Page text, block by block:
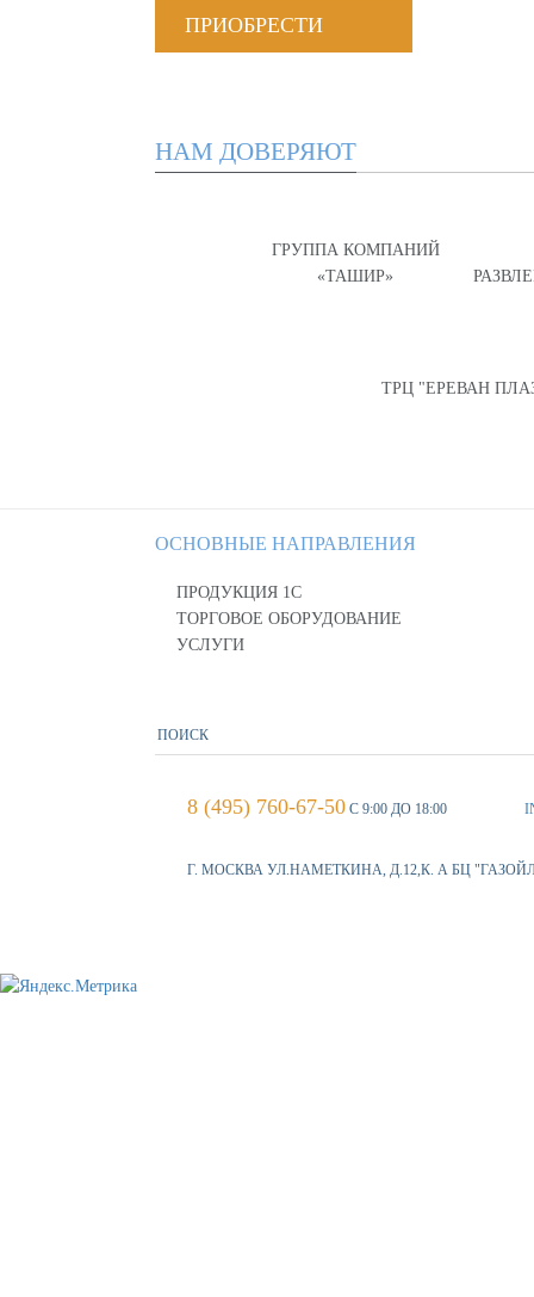
ПРИОБРЕСТИ
НАМ ДОВЕРЯЮТ
ГРУППА КОМПАНИЙ
«ТАШИР»
ТРЦ "ЕРЕВАН
ОСНОВНЫЕ НАПРАВЛЕНИЯ
ПРОДУКЦИЯ 1С
ТОРГОВОЕ ОБОРУДОВАНИЕ
УСЛУГИ
8 (495) 760-67-50 С 9:00 ДО 18:00
Г. МОСКВА УЛ.НАМЕТКИНА, Д.12,К. А БЦ